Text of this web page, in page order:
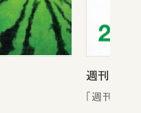
週刊新潮
「週刊新潮